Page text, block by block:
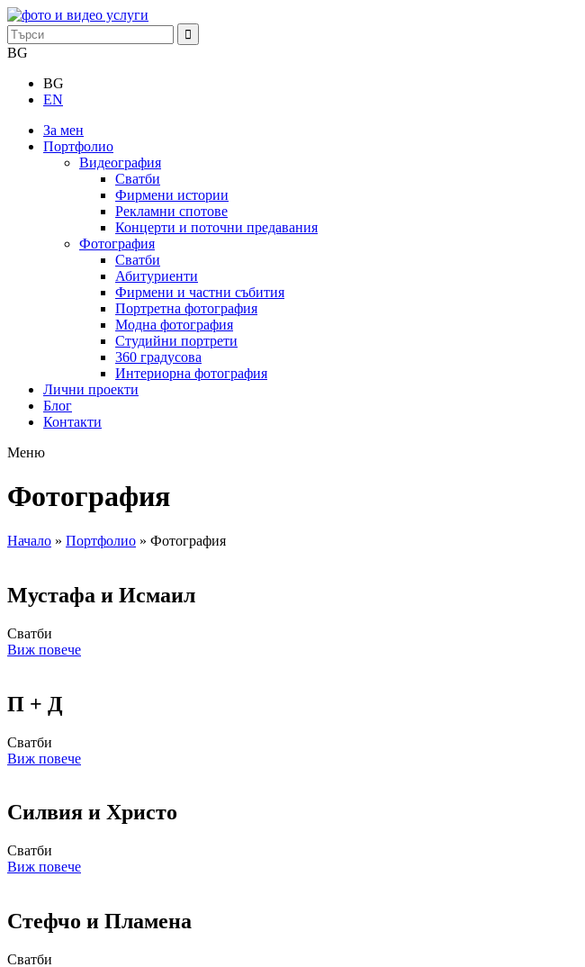
BG
BG
EN
За мен
Портфолио
Видеография
Сватби
Фирмени истории
Рекламни спотове
Концерти и поточни предавания
Фотография
Сватби
Абитуриенти
Фирмени и частни събития
Портретна фотография
Модна фотография
Студийни портрети
360 градусова
Интериорна фотография
Лични проекти
Блог
Контакти
Меню
Фотография
Начало » Портфолио » Фотография
Мустафа и Исмаил
Сватби
Виж повече
П + Д
Сватби
Виж повече
Силвия и Христо
Сватби
Виж повече
Стефчо и Пламена
Сватби